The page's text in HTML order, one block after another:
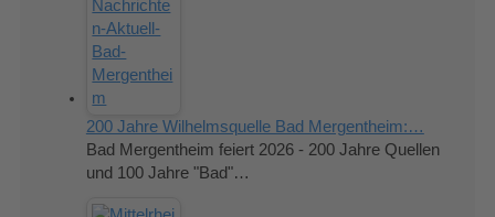
200 Jahre Wilhelmsquelle Bad Mergentheim:…
Bad Mergentheim feiert 2026 - 200 Jahre Quellen
und 100 Jahre "Bad"…